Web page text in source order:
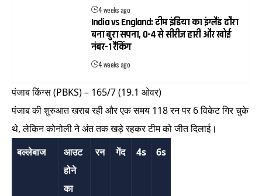
4 weeks ago
India vs England: टीम इंडिया का इंग्लैंड दौरा
बना बुरा सपना, 0-4 से सीरीज हारी और खोई
नंबर-1 रैंकिंग
4 weeks ago
पंजाब किंग्स (PBKS) – 165/7 (19.1 ओवर)
पंजाब की शुरुआत खराब रही और एक समय 118 रन पर 6 विकेट गिर चुके
थे, लेकिन कोनोली ने अंत तक खड़े रहकर टीम को जीत दिलाई।
बल्लेबाज
आउट
होने
का
रन गेंद 4s 6s